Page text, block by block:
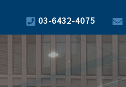
03-6432-4075